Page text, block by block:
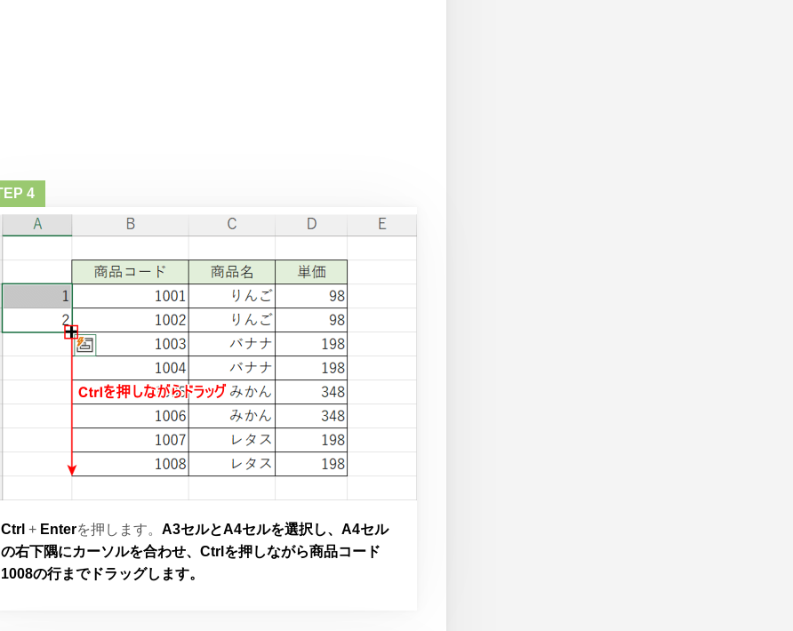
Ctrl + Enterを押します。A3セルとA4セルを選択し、A4セル
の右下隅にカーソルを合わせ、Ctrlを押しながら商品コード
1008の行までドラッグします。